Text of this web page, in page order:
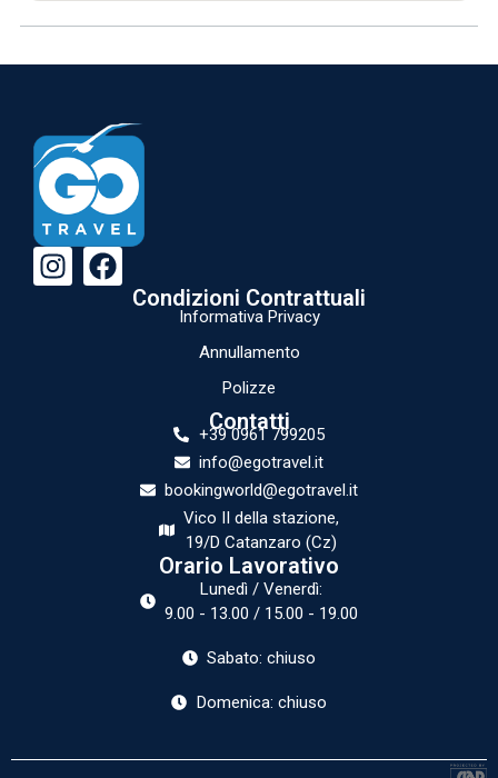
Condizioni Contrattuali
Informativa Privacy
Annullamento
Polizze
Contatti
+39 0961 799205
info@egotravel.it
bookingworld@egotravel.it
Vico II della stazione,
19/D Catanzaro (Cz)
Orario Lavorativo
Lunedì / Venerdì:
9.00 - 13.00 / 15.00 - 19.00
Sabato: chiuso
Domenica: chiuso